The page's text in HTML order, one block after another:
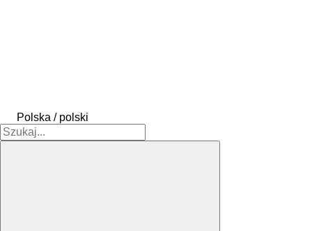
Polska / polski